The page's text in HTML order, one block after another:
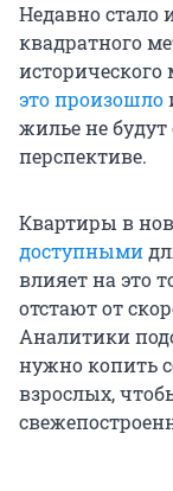
Недавно стало
квадратного
это произошло
жилье не
перспективе.
Квартиры в
доступными
влияет на это
отстают от
Аналитики
нужно копить
взрослых,